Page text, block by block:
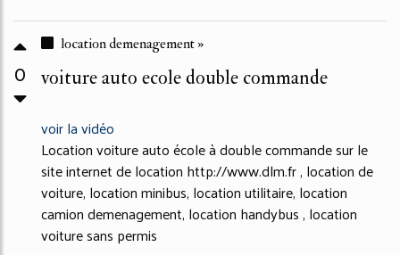
0
location demenagement »
voiture auto ecole double commande
voir la vidéo
Location voiture auto école à double commande sur le
site internet de location http://www.dlm.fr , location de
voiture, location minibus, location utilitaire, location
camion demenagement, location handybus , location
voiture sans permis